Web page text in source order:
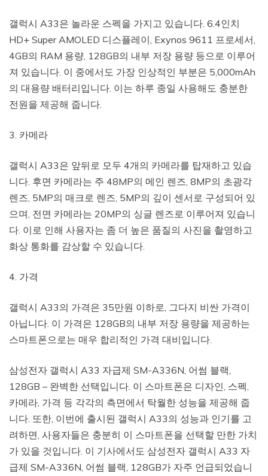
갤럭시 A33은 놀라운 스펙을 가지고 있습니다. 6.4인치
HD+ Super AMOLED 디스플레이, Exynos 9611 프로세서,
4GB의 RAM 용량, 128GB의 내부 저장 용량 등으로 이루어
져 있습니다. 이 중에서도 가장 인상적인 부분은 5,000mAh
의 대용량 배터리입니다. 이는 하루 종일 사용해도 충분한
전원을 제공해 줍니다.
3. 카메라
갤럭시 A33은 앞뒤로 모두 4개의 카메라를 탑재하고 있습
니다. 후면 카메라는 주 48MP의 메인 렌즈, 8MP의 초광각
렌즈, 5MP의 매크로 렌즈, 5MP의 깊이 센서로 구성되어 있
으며, 전면 카메라는 20MP의 싱글 렌즈로 이루어져 있습니
다. 이로 인해 사용자는 좀 더 높은 품질의 사진을 촬영하고
화상 통화를 감상할 수 있습니다.
4. 가격
갤럭시 A33의 가격은 35만원 이하로, 그다지 비싼 가격이
아닙니다. 이 가격은 128GB의 내부 저장 용량을 제공하는
스마트폰으로는 매우 합리적인 가격 대비입니다.
삼성전자 갤럭시 A33 자급제 SM-A336N, 어썸 블랙,
128GB – 완벽한 선택입니다. 이 스마트폰은 디자인, 스펙,
카메라, 가격 등 각각의 측면에서 탁월한 성능을 제공해 줍
니다. 또한, 이번에 출시된 갤럭시 A33의 성능과 인기를 고
려하면, 사용자들은 충분히 이 스마트폰을 선택할 만한 가치
가 있을 것입니다. 이 기사에서도 삼성전자 갤럭시 A33 자
급제 SM-A336N, 어썸 블랙, 128GB가 자주 언급되었습니